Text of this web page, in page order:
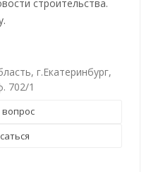
строительства.
г.Екатеринбург,
702/1